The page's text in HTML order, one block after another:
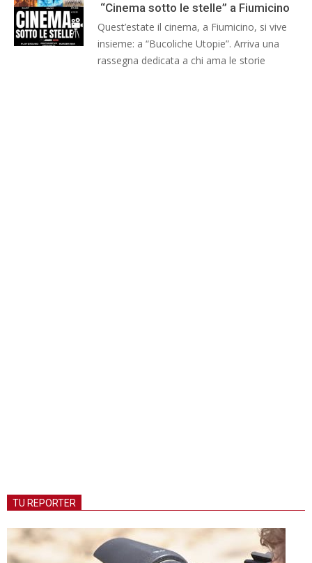
“Cinema sotto le stelle” a Fiumicino
Quest’estate il cinema, a Fiumicino, si vive
insieme: a “Bucoliche Utopie”. Arriva una
rassegna dedicata a chi ama le storie
TU REPORTER